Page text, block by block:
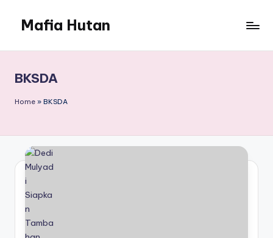
content
Mafia Hutan
dan
Perusakan
Hutan
BKSDA
Home » BKSDA